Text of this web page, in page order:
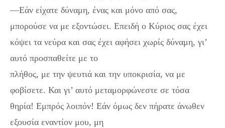
—Εάν είχατε δύναμη, ένας και μόνο από σας,
μπορούσε να με εξοντώσει. Επειδή ο Κύριος σας έχει
κόψει τα νεύρα και σας έχει αφήσει χωρίς δύναμη, γι’
αυτό προσπαθείτε με το
πλήθος, με την ψευτιά και την υποκρισία, να με
φοβίσετε. Και γι’ αυτό μεταμορφώνεστε σε τόσα
θηρία! Εμπρός λοιπόν! Εάν όμως δεν πήρατε άνωθεν
εξουσία εναντίον μου, μη